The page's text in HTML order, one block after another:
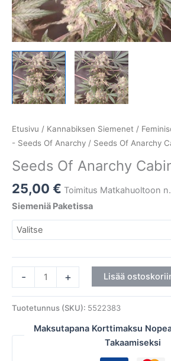
Etusivu / Kannabiksen Siemenet /
- Seeds Of Anarchy / Seeds Of Anarchy
Seeds Of Anarchy
25,00 € Toimitus Matkahuoltoon
Siemeniä Paketissa
- + Lisää
Tuotetunnus (SKU): 5522383
Maksutapana Korttimaksu
Takaamiseksi